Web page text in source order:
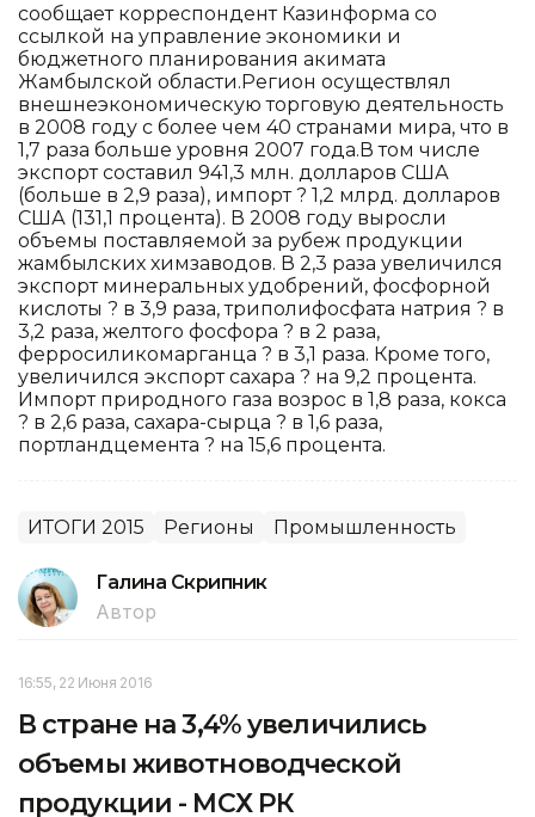
сообщает корреспондент Казинформа со
ссылкой на управление экономики и
бюджетного планирования акимата
Жамбылской области.Регион осуществлял
внешнеэкономическую торговую деятельность
в 2008 году с более чем 40 странами мира, что в
1,7 раза больше уровня 2007 года.В том числе
экспорт составил 941,3 млн. долларов США
(больше в 2,9 раза), импорт ? 1,2 млрд. долларов
США (131,1 процента). В 2008 году выросли
объемы поставляемой за рубеж продукции
жамбылских химзаводов. В 2,3 раза увеличился
экспорт минеральных удобрений, фосфорной
кислоты ? в 3,9 раза, триполифосфата натрия ? в
3,2 раза, желтого фосфора ? в 2 раза,
ферросиликомарганца ? в 3,1 раза. Кроме того,
увеличился экспорт сахара ? на 9,2 процента.
Импорт природного газа возрос в 1,8 раза, кокса
? в 2,6 раза, сахара-сырца ? в 1,6 раза,
портландцемента ? на 15,6 процента.
ИТОГИ 2015 Регионы Промышленность
Галина Скрипник
Автор
16:55, 22 Июня 2016
В стране на 3,4% увеличились
объемы животноводческой
продукции - МСХ РК